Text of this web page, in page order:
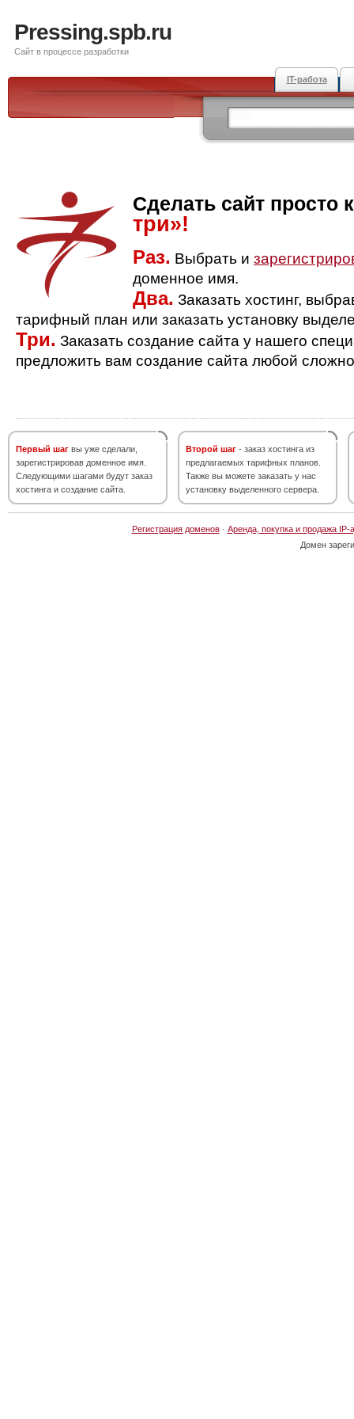
Pressing.spb.ru
Сайт в процессе разработки
IT-работа
Сделать сайт просто
три»!
Раз. Выбрать и
доменное имя.
Два. Заказать хостинг,
тарифный план или заказать установку
Три. Заказать создание сайта у нашего
предложить вам создание сайта любой
Первый шаг вы уже сделали,
зарегистрировав доменное имя.
Следующими шагами будут заказ
хостинга и создание сайта.
Второй шаг - заказ хостинга из
предлагаемых тарифных планов.
Также вы можете заказать у нас
установку выделенного сервера.
Регистрация доменов· Аренда, покупка и продажа IP-
Домен